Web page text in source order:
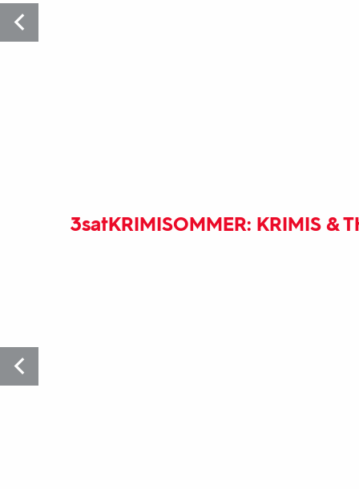
3satKRIMISOMMER: KRIMIS &